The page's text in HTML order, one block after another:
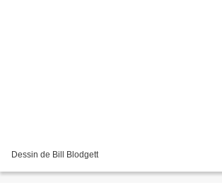
Dessin de Bill Blodgett